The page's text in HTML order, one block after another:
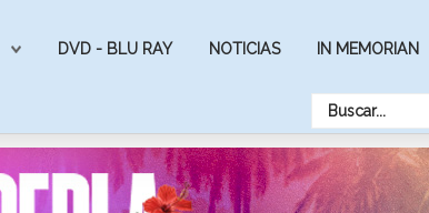
DVD - BLU RAY NOTICIAS IN MEMORIAN